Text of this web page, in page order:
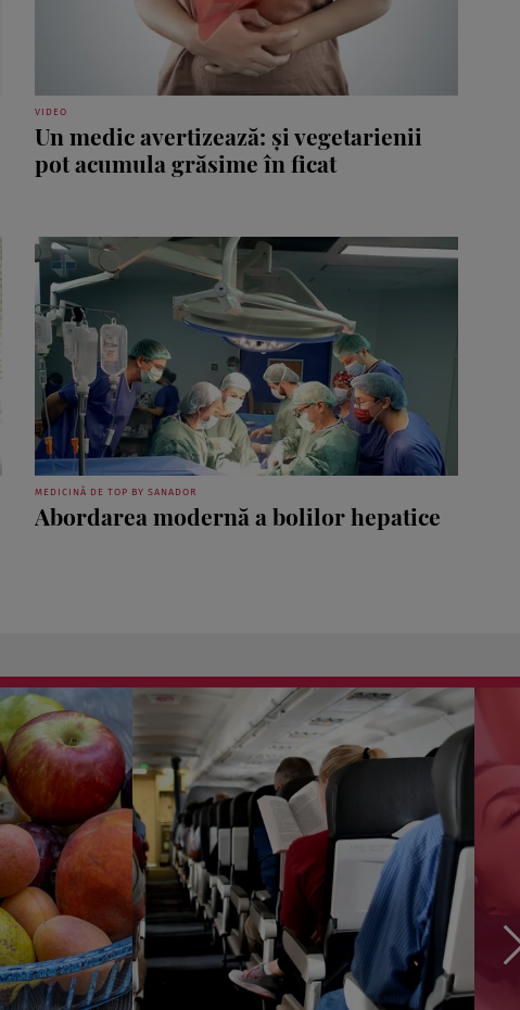
VIDEO
Un medic avertizează: și vegetarienii
pot acumula grăsime în ficat
MEDICINĂ DE TOP BY SANADOR
Abordarea modernă a bolilor hepatice